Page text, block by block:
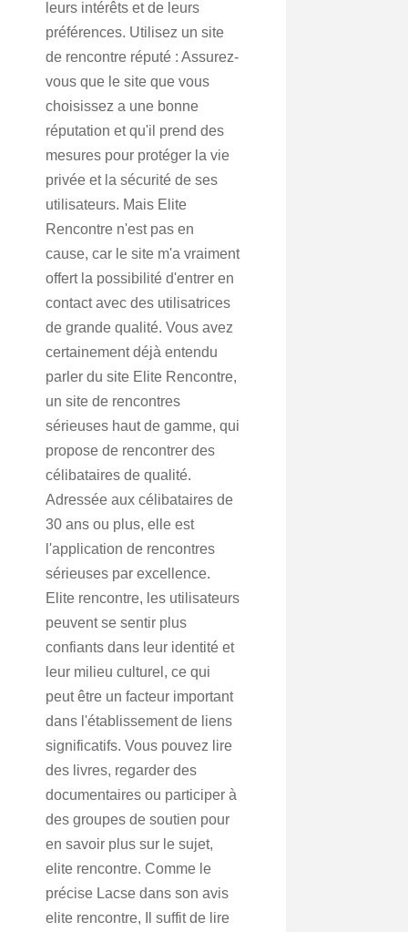
leurs intérêts et de leurs
préférences. Utilisez un site
de rencontre réputé : Assurez-
vous que le site que vous
choisissez a une bonne
réputation et qu'il prend des
mesures pour protéger la vie
privée et la sécurité de ses
utilisateurs. Mais Elite
Rencontre n'est pas en
cause, car le site m'a vraiment
offert la possibilité d'entrer en
contact avec des utilisatrices
de grande qualité. Vous avez
certainement déjà entendu
parler du site Elite Rencontre,
un site de rencontres
sérieuses haut de gamme, qui
propose de rencontrer des
célibataires de qualité.
Adressée aux célibataires de
30 ans ou plus, elle est
l'application de rencontres
sérieuses par excellence.
Elite rencontre, les utilisateurs
peuvent se sentir plus
confiants dans leur identité et
leur milieu culturel, ce qui
peut être un facteur important
dans l'établissement de liens
significatifs. Vous pouvez lire
des livres, regarder des
documentaires ou participer à
des groupes de soutien pour
en savoir plus sur le sujet,
elite rencontre. Comme le
précise Lacse dans son avis
elite rencontre, Il suffit de lire